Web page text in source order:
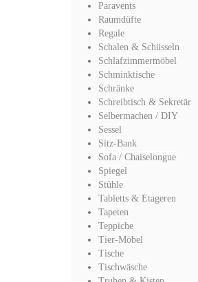
Paravents
Raumdüfte
Regale
Schalen & Schüsseln
Schlafzimmermöbel
Schminktische
Schränke
Schreibtisch & Sekretär
Selbermachen / DIY
Sessel
Sitz-Bank
Sofa / Chaiselongue
Spiegel
Stühle
Tabletts & Etageren
Tapeten
Teppiche
Tier-Möbel
Tische
Tischwäsche